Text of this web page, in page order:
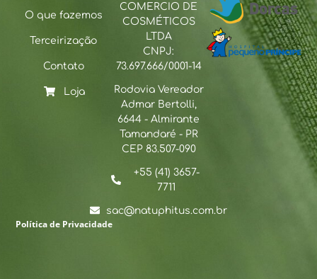
O que fazemos
Terceirização
Contato
Loja
COMERCIO DE
COSMÉTICOS
LTDA
CNPJ:
73.697.666/0001-14
Rodovia Vereador
Admar Bertolli,
6644 - Almirante
Tamandaré - PR
CEP 83.507-090
+55 (41) 3657-
7711
sac@natuphitus.com.br
Política de Privacidade